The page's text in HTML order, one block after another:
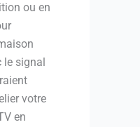
ou en
signal
votre
en